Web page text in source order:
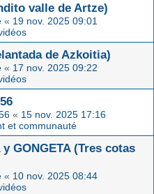
valle de Artze)
« 19 nov. 2025 09:01
de Azkoitia)
« 17 nov. 2025 09:22
« 15 nov. 2025 17:16
et communauté
GONGETA (Tres cotas
« 10 nov. 2025 08:44